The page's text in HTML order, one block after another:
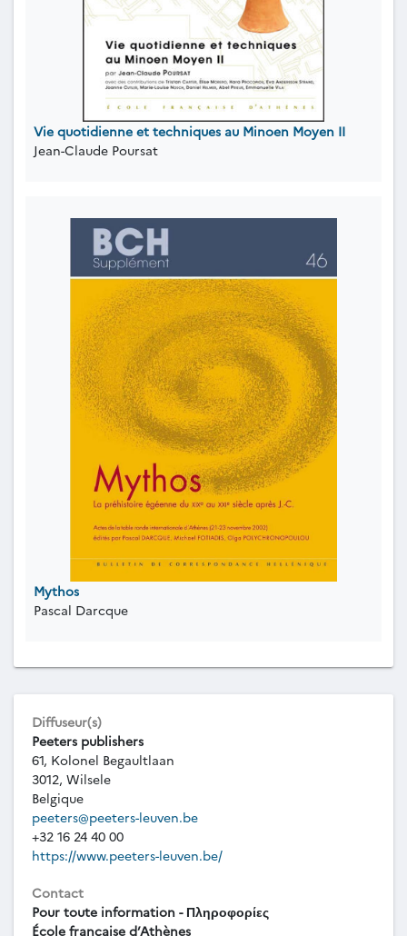
Vie quotidienne et techniques au Minoen Moyen II
Jean-Claude Poursat
Mythos
Pascal Darcque
Diffuseur(s)
Peeters publishers
61, Kolonel Begaultlaan
3012, Wilsele
Belgique
peeters@peeters-leuven.be
+32 16 24 40 00
https://www.peeters-leuven.be/
Contact
Pour toute information - Πληροφορίες
École française d’Athènes